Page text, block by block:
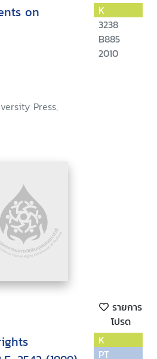
on
Press,
K
3238
B885
2010
รายการ
โปรด
K
PT